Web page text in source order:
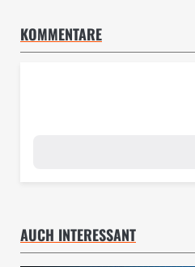
KOMMENTARE
AUCH INTERESSANT